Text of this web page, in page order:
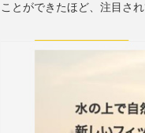
ことができたほど、注目さ